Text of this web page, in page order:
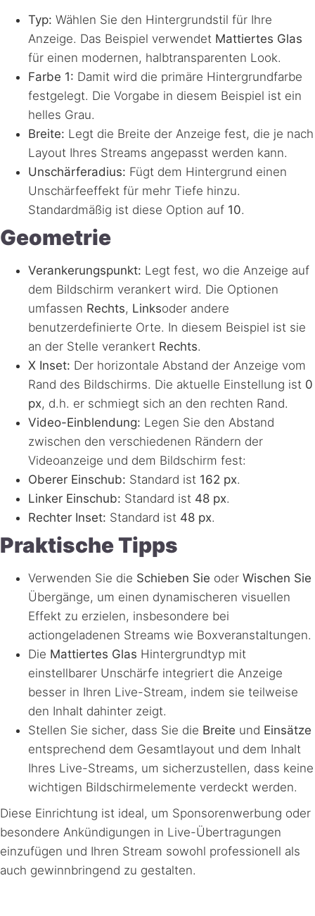
Typ: Wählen Sie den Hintergrundstil für Ihre
Anzeige. Das Beispiel verwendet Mattiertes Glas
für einen modernen, halbtransparenten Look.
Farbe 1: Damit wird die primäre Hintergrundfarbe
festgelegt. Die Vorgabe in diesem Beispiel ist ein
helles Grau.
Breite: Legt die Breite der Anzeige fest, die je nach
Layout Ihres Streams angepasst werden kann.
Unschärferadius: Fügt dem Hintergrund einen
Unschärfeeffekt für mehr Tiefe hinzu.
Standardmäßig ist diese Option auf 10.
Geometrie
Verankerungspunkt: Legt fest, wo die Anzeige auf
dem Bildschirm verankert wird. Die Optionen
umfassen Rechts, Linksoder andere
benutzerdefinierte Orte. In diesem Beispiel ist sie
an der Stelle verankert Rechts.
X Inset: Der horizontale Abstand der Anzeige vom
Rand des Bildschirms. Die aktuelle Einstellung ist 0
px, d.h. er schmiegt sich an den rechten Rand.
Video-Einblendung: Legen Sie den Abstand
zwischen den verschiedenen Rändern der
Videoanzeige und dem Bildschirm fest:
Oberer Einschub: Standard ist 162 px.
Linker Einschub: Standard ist 48 px.
Rechter Inset: Standard ist 48 px.
Praktische Tipps
Verwenden Sie die Schieben Sie oder Wischen Sie
Übergänge, um einen dynamischeren visuellen
Effekt zu erzielen, insbesondere bei
actiongeladenen Streams wie Boxveranstaltungen.
Die Mattiertes Glas Hintergrundtyp mit
einstellbarer Unschärfe integriert die Anzeige
besser in Ihren Live-Stream, indem sie teilweise
den Inhalt dahinter zeigt.
Stellen Sie sicher, dass Sie die Breite und Einsätze
entsprechend dem Gesamtlayout und dem Inhalt
Ihres Live-Streams, um sicherzustellen, dass keine
wichtigen Bildschirmelemente verdeckt werden.
Diese Einrichtung ist ideal, um Sponsorenwerbung oder
besondere Ankündigungen in Live-Übertragungen
einzufügen und Ihren Stream sowohl professionell als
auch gewinnbringend zu gestalten.